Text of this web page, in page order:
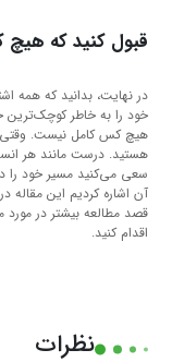
قبول کنید که
در نهایت، بدانید که همه
خود را به خاطر کوچک‌ترین
هیچ کس کامل نیست. وقتی
هستید. درست مانند هر
سعی می‌کنید مسیر خود را
آن اشاره کردیم این مقاله
قصد مطالعه بیشتر در مورد
اقدام کنید.
نظرات